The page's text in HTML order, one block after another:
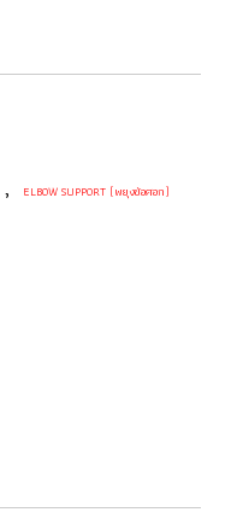
, ELBOW SUPPORT (พยุงข้อศอก)